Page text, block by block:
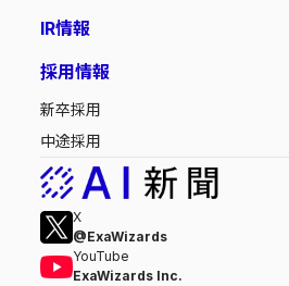
IR情報
採用情報
新卒採用
中途採用
X
@ExaWizards
YouTube
ExaWizards Inc.